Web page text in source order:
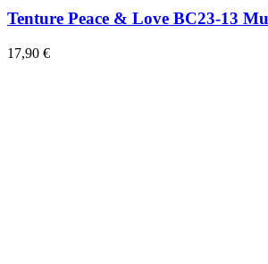
Tenture Peace & Love BC23-13
17,90 €